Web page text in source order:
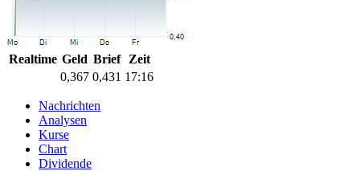
Realtime Geld Brief
Zeit
0,367 0,431 17:16
Nachrichten
Analysen
Kurse
Chart
Dividende